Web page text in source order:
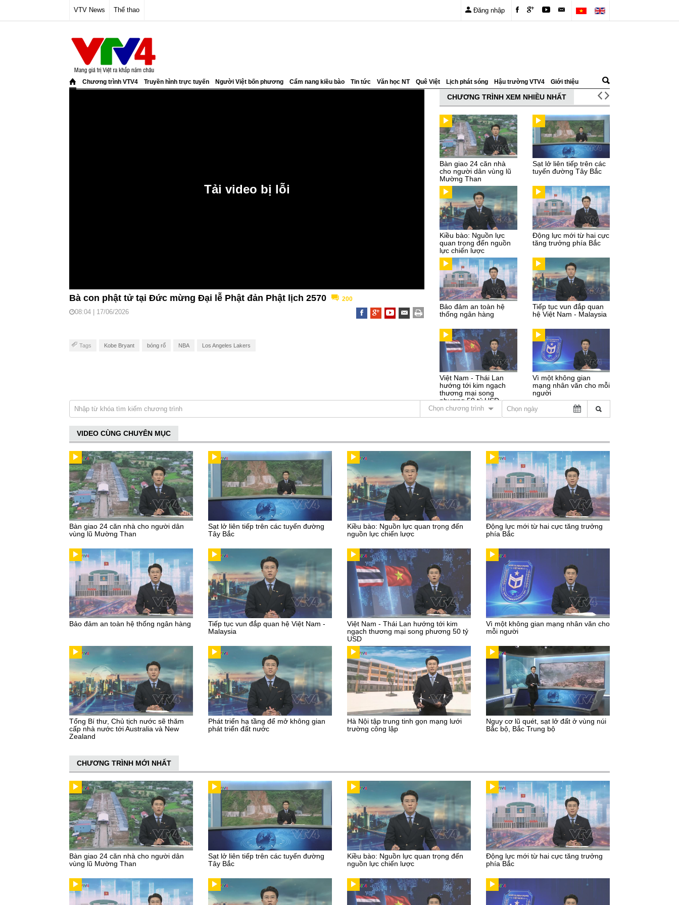
VTV News Thể thao Đăng nhập
Chương trình VTV4 Truyền hình trực tuyến Người Việt bốn phương Cẩm nang kiều bào Tin tức Văn học NT Quê Việt Lịch phát sóng Hậu trường VTV4 Giới thiệu
Bà con phật tử tại Đức mừng Đại lễ Phật đản Phật lịch 2570 200
08:04 | 17/06/2026
Tags Kobe Bryant bóng rổ NBA Los Angeles Lakers
CHƯƠNG TRÌNH XEM NHIỀU NHẤT
Bàn giao 24 căn nhà
cho người dân vùng lũ
Mường Than
Sạt lở liên tiếp trên các
tuyến đường Tây Bắc
Kiều bào: Nguồn lực
quan trọng đến nguồn
lực chiến lược
Động lực mới từ hai cực
tăng trưởng phía Bắc
Bảo đảm an toàn hệ
thống ngân hàng
Tiếp tục vun đắp quan
hệ Việt Nam - Malaysia
Việt Nam - Thái Lan
hướng tới kim ngạch
thương mại song
phương 50 tỷ USD
Vì một không gian
mạng nhân văn cho mỗi
người
Chọn chương trình
VIDEO CÙNG CHUYÊN MỤC
Bàn giao 24 căn nhà cho người dân
vùng lũ Mường Than
Sạt lở liên tiếp trên các tuyến đường
Tây Bắc
Kiều bào: Nguồn lực quan trọng đến
nguồn lực chiến lược
Động lực mới từ hai cực tăng trưởng
phía Bắc
Bảo đảm an toàn hệ thống ngân hàng
Tiếp tục vun đắp quan hệ Việt Nam -
Malaysia
Việt Nam - Thái Lan hướng tới kim
ngạch thương mại song phương 50 tỷ
USD
Vì một không gian mạng nhân văn cho
mỗi người
Tổng Bí thư, Chủ tịch nước sẽ thăm
cấp nhà nước tới Australia và New
Zealand
Phát triển hạ tầng để mở không gian
phát triển đất nước
Hà Nội tập trung tinh gọn mạng lưới
trường công lập
Nguy cơ lũ quét, sạt lở đất ở vùng núi
Bắc bộ, Bắc Trung bộ
CHƯƠNG TRÌNH MỚI NHẤT
Bàn giao 24 căn nhà cho người dân
vùng lũ Mường Than
Sạt lở liên tiếp trên các tuyến đường
Tây Bắc
Kiều bào: Nguồn lực quan trọng đến
nguồn lực chiến lược
Động lực mới từ hai cực tăng trưởng
phía Bắc